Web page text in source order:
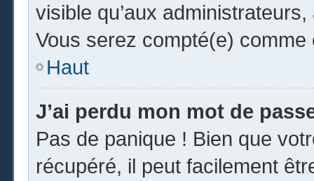
visible qu’aux
Vous serez compté(e)
Haut
J’ai perdu mon mot de
Pas de panique ! Bien que
récupéré, il peut facilement